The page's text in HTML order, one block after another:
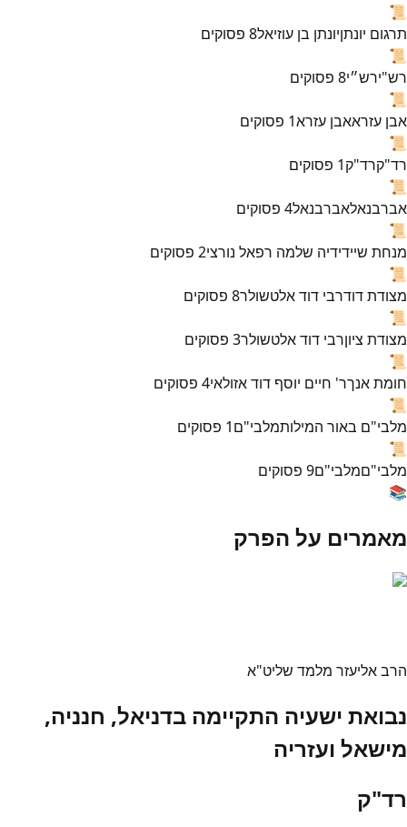
📜
תרגום יונתןיונתן בן עוזיאל8 פסוקים
📜
רש"ירש״י8 פסוקים
📜
אבן עזראאבן עזרא1 פסוקים
📜
רד"קרד"ק1 פסוקים
📜
אברבנאלאברבנאל4 פסוקים
📜
מנחת שיידידיה שלמה רפאל נורצי2 פסוקים
📜
מצודת דודרבי דוד אלטשולר8 פסוקים
📜
מצודת ציוןרבי דוד אלטשולר3 פסוקים
📜
חומת אנךר' חיים יוסף דוד אזולאי4 פסוקים
📜
מלבי"ם באור המילותמלבי"ם1 פסוקים
📜
מלבי"םמלבי"ם9 פסוקים
📚
מאמרים על הפרק
הרב אליעזר מלמד שליט"א
נבואת ישעיה התקיימה בדניאל, חנניה,
מישאל ועזריה
רד"ק